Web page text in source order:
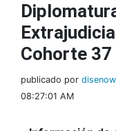
Cohorte 37
publicado por
08:27:01 AM